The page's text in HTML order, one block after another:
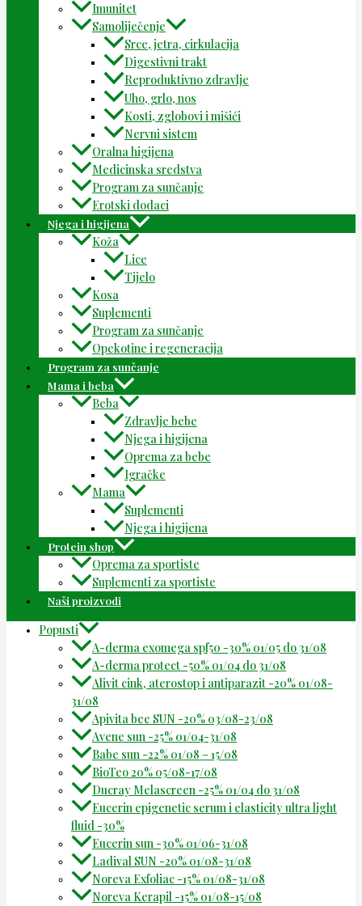
Imunitet
Samoliječenje
Srce, jetra, cirkulacija
Digestivni trakt
Reproduktivno zdravlje
Uho, grlo, nos
Kosti, zglobovi i mišići
Nervni sistem
Oralna higijena
Medicinska sredstva
Program za sunčanje
Erotski dodaci
Njega i higijena
Koža
Lice
Tijelo
Kosa
Suplementi
Program za sunčanje
Opekotine i regeneracija
Program za sunčanje
Mama i beba
Beba
Zdravlje bebe
Njega i higijena
Oprema za bebe
Igračke
Mama
Suplementi
Njega i higijena
Protein shop
Oprema za sportiste
Suplementi za sportiste
Naši proizvodi
Popusti
A-derma exomega spf50 -30% 01/05 do 31/08
A-derma protect -50% 01/04 do 31/08
Alivit cink, aterostop i antiparazit -20% 01/08-
31/08
Apivita bee SUN -20% 03/08-23/08
Avene sun -25% 01/04-31/08
Babe sun -22% 01/08 – 15/08
BioTeo 20% 05/08-17/08
Ducray Melascreen -25% 01/04 do 31/08
Eucerin epigenetic serum i elasticity ultra light
fluid -30%
Eucerin sun -30% 01/06-31/08
Ladival SUN -20% 01/08-31/08
Noreva Exfoliac -15% 01/08-31/08
Noreva Kerapil -15% 01/08-15/08